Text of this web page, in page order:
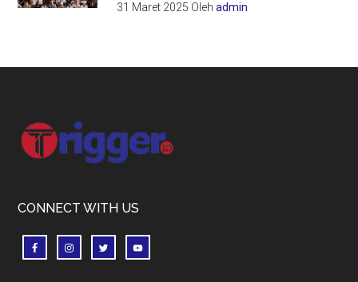
31 Maret 2025 Olehadmin
Footer
CONNECT WITH US